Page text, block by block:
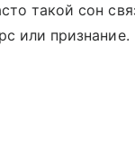
такой сон
или признание.